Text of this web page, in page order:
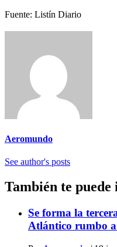
Fuente: Listín Diario
Aeromundo
See author's posts
También te puede
Se forma la
Atlántico rumbo